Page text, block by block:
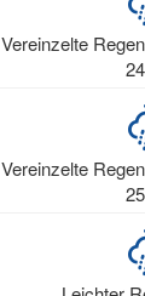
Vereinzelte
Vereinzelte